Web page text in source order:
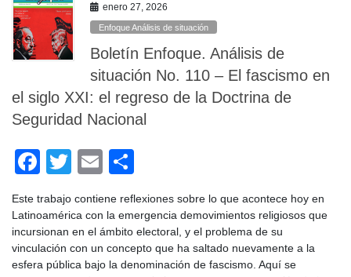
enero 27, 2026
Enfoque Análisis de situación
Boletín Enfoque. Análisis de
situación No. 110 – El fascismo en
el siglo XXI: el regreso de la Doctrina de
Seguridad Nacional
F
a
c
e
b
T
tt
er
E
ail
o
m
p
ar
Este trabajo contiene reflexiones sobre lo que acontece hoy en
Latinoamérica con la emergencia demovimientos religiosos que
incursionan en el ámbito electoral, y el problema de su
vinculación con un concepto que ha saltado nuevamente a la
esfera pública bajo la denominación de fascismo. Aquí se